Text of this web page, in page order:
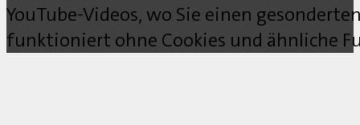
YouTube-Videos, wo Sie einen
funktioniert ohne Cookies und ähnliche